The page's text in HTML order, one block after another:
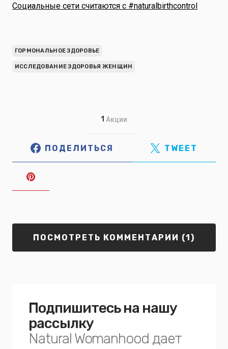
Социальные сети считаются с #naturalbirthcontrol
ГОРМОНАЛЬНОЕ ЗДОРОВЬЕ
ИССЛЕДОВАНИЕ ЗДОРОВЬЯ ЖЕНЩИН
1 Акции
ПОДЕЛИТЬСЯ TWEET
ПОСМОТРЕТЬ КОММЕНТАРИИ (1)
Подпишитесь на нашу
рассылку
Natural Womanhood дает